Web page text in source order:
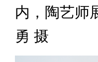
内，陶艺师
勇 摄